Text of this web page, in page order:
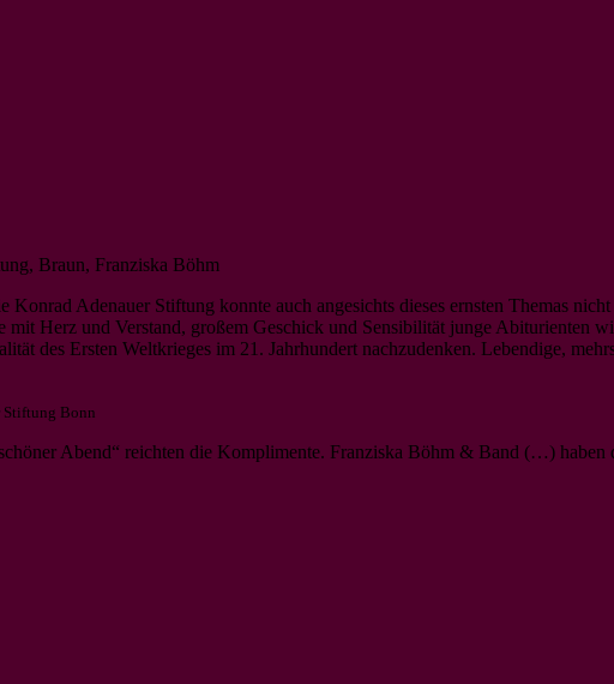
Adenauer Stiftung konnte auch angesichts dieses ernsten Themas
mit Herz und Verstand, großem Geschick und Sensibilität junge Abiturienten
des Ersten Weltkrieges im 21. Jahrhundert nachzudenken. Lebendige,
Stiftung Bonn
Abend“ reichten die Komplimente. Franziska Böhm & Band (…) haben